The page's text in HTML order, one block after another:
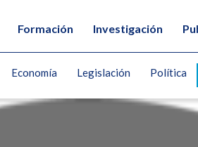
Formación Investigación
Economía Legislación Política